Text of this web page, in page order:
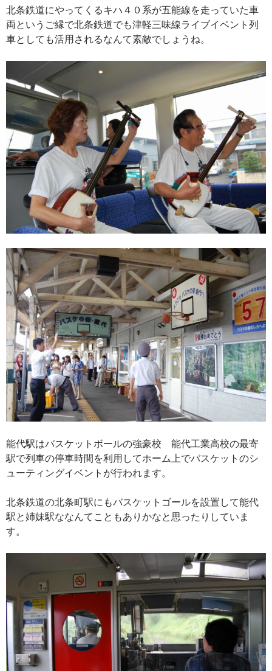
北条鉄道にやってくるキハ４０系が五能線を走っていた車
両というご縁で北条鉄道でも津軽三味線ライブイベント列
車としても活用されるなんて素敵でしょうね。
能代駅はバスケットボールの強豪校 能代工業高校の最寄
駅で列車の停車時間を利用してホーム上でバスケットのシ
ューティングイベントが行われます。
北条鉄道の北条町駅にもバスケットゴールを設置して能代
駅と姉妹駅ななんてこともありかなと思ったりしていま
す。